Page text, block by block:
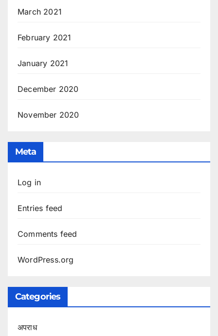
March 2021
February 2021
January 2021
December 2020
November 2020
Meta
Log in
Entries feed
Comments feed
WordPress.org
Categories
अपराध